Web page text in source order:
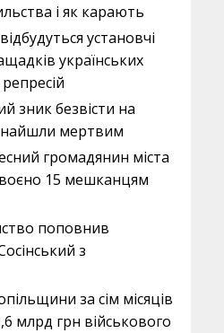
і як карають
установчі
українських
зник безвісти на
мертвим
громадянин міста
15 мешканцям
поповнив
з
за сім місяців
млрд грн військового